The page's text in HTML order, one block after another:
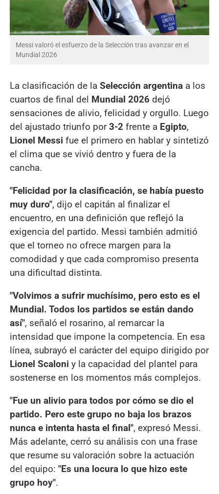
Messi valoró el esfuerzo de la Selección tras avanzar en el
Mundial 2026
La clasificación de la Selección argentina a los
cuartos de final del Mundial 2026 dejó
sensaciones de alivio, felicidad y orgullo. Luego
del ajustado triunfo por3-2 frente a Egipto,
Lionel Messi fue el primero en hablar y sintetizó
el clima que se vivió dentro y fuera de la
cancha.
"Felicidad por la clasificación, se había puesto
muy duro", dijo el capitán al finalizar el
encuentro, en una definición que reflejó la
exigencia del partido. Messi también admitió
que el torneo no ofrece margen para la
comodidad y que cada compromiso presenta
una dificultad distinta.
"Volvimos a sufrir muchísimo, pero esto es el
Mundial. Todos los partidos se están dando
así", señaló el rosarino, al remarcar la
intensidad que impone la competencia. En esa
línea, subrayó el carácter del equipo dirigido por
Lionel Scaloni y la capacidad del plantel para
sostenerse en los momentos más complejos.
"Fue un alivio para todos por cómo se dio el
partido. Pero este grupo no baja los brazos
nunca e intenta hasta el final", expresó Messi.
Más adelante, cerró su análisis con una frase
que resume su valoración sobre la actuación
del equipo: "Es una locura lo que hizo este
grupo hoy".